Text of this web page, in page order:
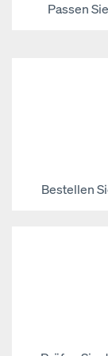
Passen
Bestellen